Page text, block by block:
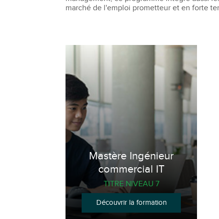
marché de l'emploi prometteur et en forte
Mastère Ingénieur
commercial IT
TITRE NIVEAU 7
Découvrir la formation